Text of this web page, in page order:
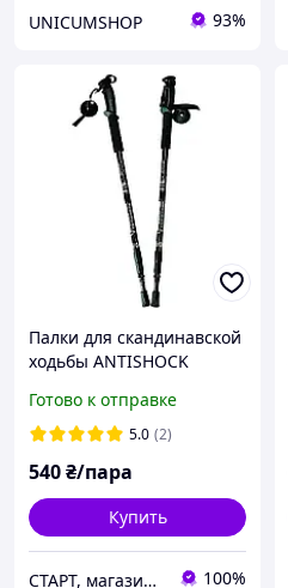
UNICUMSHOP 93%
Палки для скандинавской
ходьбы ANTISHOCK
алюминиевые 63 135 см
(пара) для туризма и
Готово к отправке
5.0 (2)
540₴/пара
Купить
СТАРТ, магазин спортивных товаров 100%